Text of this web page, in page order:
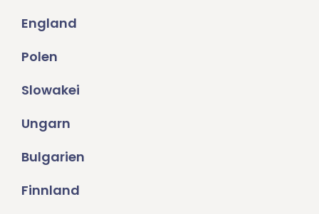
England
Polen
Slowakei
Ungarn
Bulgarien
Finnland